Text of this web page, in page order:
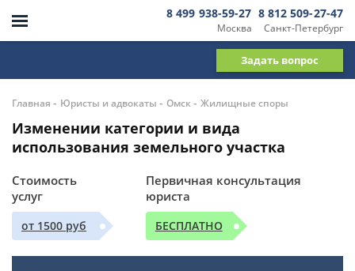
Москва
8 499 938-59-27
Санкт-Петербург
8 812 509-27-47
Задать вопрос
Главная - Юристы и адвокаты - Омск- Жилищные споры
Изменении категории и вида
использования земельного участка
Стоимость
услуг
от 1500 руб
Первичная консультация
юриста
БЕСПЛАТНО